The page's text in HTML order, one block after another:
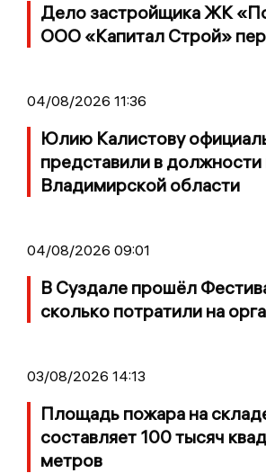
Дело застройщика ЖК
ООО «Капитал Строй»
04/08/2026 11:36
Юлию Калистову
представили в
Владимирской области
04/08/2026 09:01
В Суздале прошёл
сколько потратили на
03/08/2026 14:13
Площадь пожара на
составляет 100 тысяч
метров